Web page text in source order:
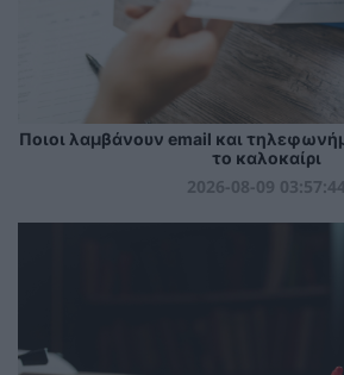
Ποιοι λαμβάνουν email και
το καλοκαίρι
2026-08-09 03:57:44